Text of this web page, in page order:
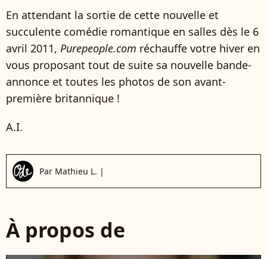
En attendant la sortie de cette nouvelle et
succulente comédie romantique en salles dès le 6
avril 2011, Purepeople.com réchauffe votre hiver en
vous proposant tout de suite sa nouvelle bande-
annonce et toutes les photos de son avant-
première britannique !
A.I.
Par Mathieu L. |
À propos de